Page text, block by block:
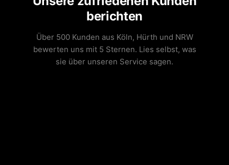
berichten
Über 500 Kunden aus Köln, Hürth und NRW
bewerten uns mit 5 Sternen. Lies selbst, was
sie über unseren Service sagen.